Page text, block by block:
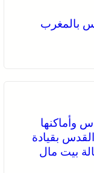
بالمغرب
وأماكنها
بقيادة
بيت مال